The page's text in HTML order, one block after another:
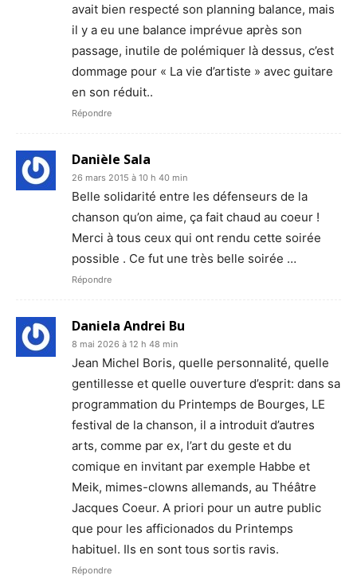
avait bien respecté son planning balance, mais
il y a eu une balance imprévue après son
passage, inutile de polémiquer là dessus, c’est
dommage pour « La vie d’artiste » avec guitare
en son réduit..
Répondre
Danièle Sala
26 mars 2015 à 10 h 40 min
Belle solidarité entre les défenseurs de la
chanson qu’on aime, ça fait chaud au coeur !
Merci à tous ceux qui ont rendu cette soirée
possible . Ce fut une très belle soirée …
Répondre
Daniela Andrei Bu
8 mai 2026 à 12 h 48 min
Jean Michel Boris, quelle personnalité, quelle
gentillesse et quelle ouverture d’esprit: dans sa
programmation du Printemps de Bourges, LE
festival de la chanson, il a introduit d’autres
arts, comme par ex, l’art du geste et du
comique en invitant par exemple Habbe et
Meik, mimes-clowns allemands, au Théâtre
Jacques Coeur. A priori pour un autre public
que pour les afficionados du Printemps
habituel. Ils en sont tous sortis ravis.
Répondre